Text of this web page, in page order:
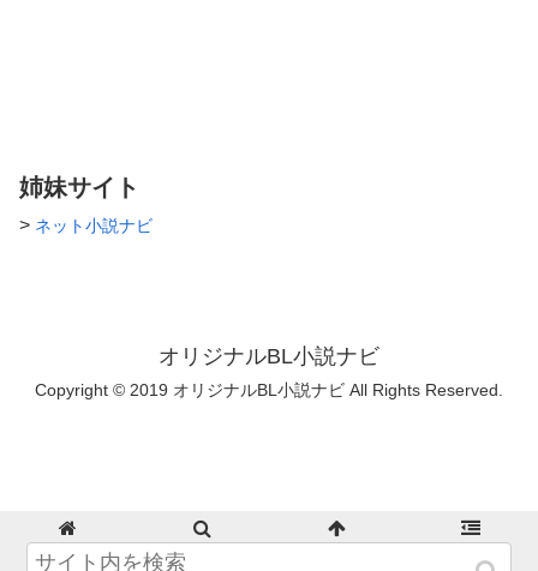
姉妹サイト
> ネット小説ナビ
オリジナルBL小説ナビ
Copyright © 2019 オリジナルBL小説ナビ All Rights Reserved.
ホーム